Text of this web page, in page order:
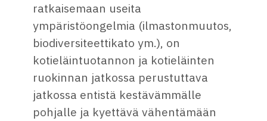
ratkaisemaan useita
ympäristöongelmia (ilmastonmuutos,
biodiversiteettikato ym.), on
kotieläintuotannon ja kotieläinten
ruokinnan jatkossa perustuttava
jatkossa entistä kestävämmälle
pohjalle ja kyettävä vähentämään